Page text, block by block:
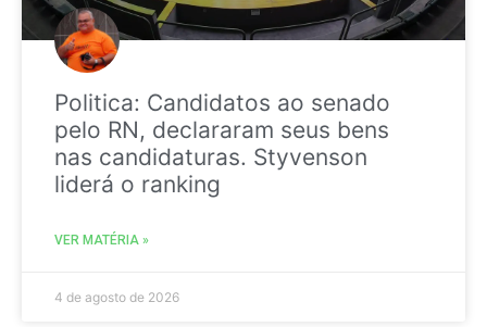
Politica: Candidatos ao senado
pelo RN, declararam seus bens
nas candidaturas. Styvenson
liderá o ranking
VER MATÉRIA »
4 de agosto de 2026